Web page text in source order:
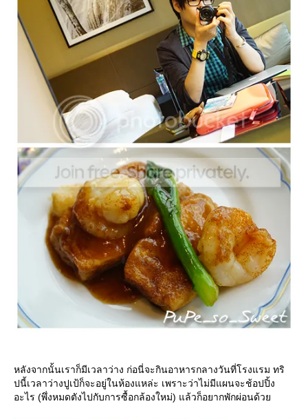
หลังจากนั้นเราก็มีเวลาว่าง ก่อนี่จะกินอาหารกลางวันที่โรงแรม ทริ
ปนี้เวลาว่างปูเป้ก็จะอยู่ในห้องแหล่ะ เพราะว่าไม่มีแผนจะช้อปปิ้ง
อะไร (พึ่งหมดตังไปกับการซื้อกล้องใหม่) แล้วก็อยากพักผ่อนด้ว